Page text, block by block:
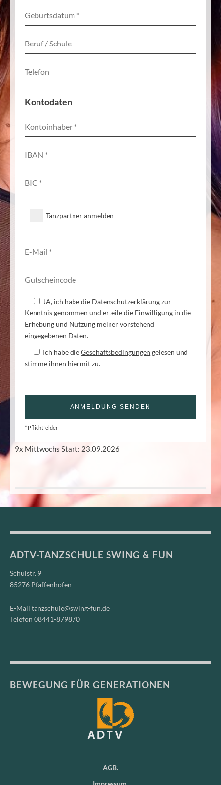
Kontodaten
Tanzpartner anmelden
JA, ich habe die Datenschutzerklärungzur
Kenntnis genommen und erteile die Einwilligung in die
Erhebung und Nutzung meiner vorstehend
eingegebenen Daten.
Ich habe dieGeschäftsbedingungen gelesen und
stimme ihnen hiermit zu.
* Pflichtfelder
9x Mittwochs Start: 23.09.2026
ADTV-TANZSCHULE SWING & FUN
Schulstr. 9
85276 Pfaffenhofen
E-Mail tanzschule@swing-fun.de
Telefon 08441-879870
BEWEGUNG FÜR GENERATIONEN
AGB
Impressum